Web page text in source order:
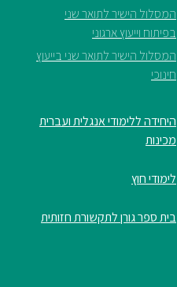
המסלול הישיר לתואר שני
בפיתוח וייעוץ ארגוני
המסלול הישיר לתואר שני בייעוץ
חינוכי
היחידה ללימודי אנגלית ועברית
מכינות
לימודי חוץ
בית ספר גורן לתקשורת חזותית